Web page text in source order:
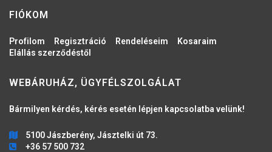
FIÓKOM
Profilom Regisztráció Rendeléseim
Kosaraim
Elállás szerződéstől
WEBÁRUHÁZ, ÜGYFÉLSZOLGÁLAT
Bármilyen kérdés, kérés esetén lépjen kapcsolatba velünk!
5100 Jászberény, Jásztelki út 73.
+36 57 500 732